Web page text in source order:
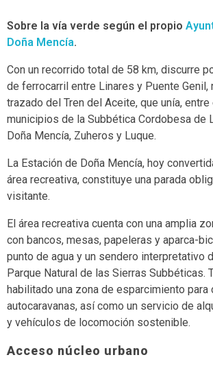
Sobre la vía verde según el propio
Doña Mencía.
Con un recorrido total de 58 km, discurre
de ferrocarril entre Linares y Puente Genil,
trazado del Tren del Aceite, que unía,
municipios de la Subbética Cordobesa de
Doña Mencía, Zuheros y Luque.
La Estación de Doña Mencía, hoy
área recreativa, constituye una parada
visitante.
El área recreativa cuenta con una amplia
con bancos, mesas, papeleras y aparca-
punto de agua y un sendero interpretativo
Parque Natural de las Sierras Subbéticas.
habilitado una zona de esparcimiento para
autocaravanas, así como un servicio de
y vehículos de locomoción sostenible.
Acceso núcleo urbano